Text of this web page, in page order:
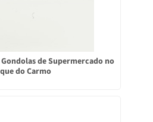
de Supermercado no
do Carmo